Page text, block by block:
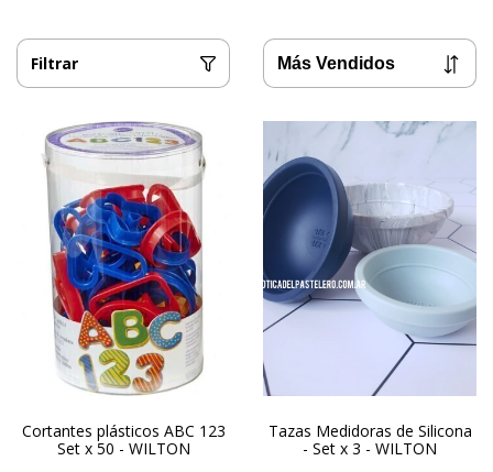
Filtrar
Cortantes plásticos ABC 123
Set x 50 - WILTON
Tazas Medidoras de Silicona
- Set x 3 - WILTON